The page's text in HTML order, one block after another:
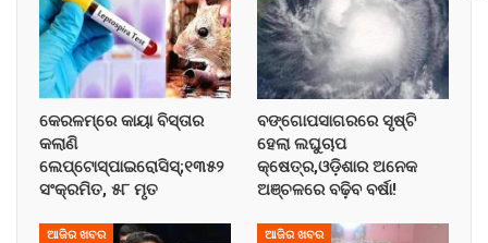
କେରଳମ୍‌ରେ କାୟା ବିସ୍ତାର
କଲାଣି
ଲେପ୍ଟୋସ୍ପାଇରୋସିସ୍;୧୩୫୨
ସଂକ୍ରମିତ, ୫୮ ମୃତ
ବଙ୍ଗୋପସାଗରରେ ସୃଷ୍ଟି
ହେଲା ଲଘୁଚାପ
କ୍ଷେତ୍ର,ଓଡ଼ିଶାର ଅନେକ
ଅଞ୍ଚଳରେ ବଢ଼ିବ ବର୍ଷା!
ଆଜିର ଖବର ଆଜିର ଖବର